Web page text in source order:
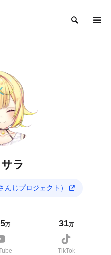
ラ
んじプロジェクト）
万 31万
TikTok